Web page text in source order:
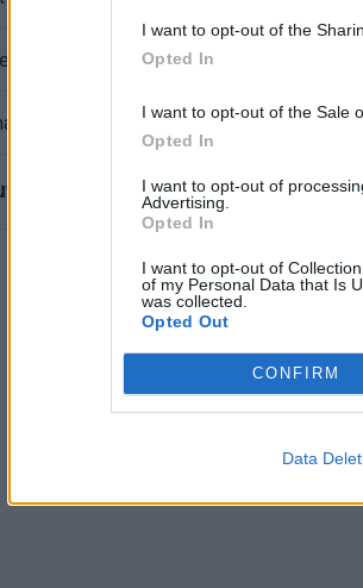
I want to opt-out of the
Opted In
I want to opt-out of the Sale
Opted In
I want to opt-out of
Advertising.
Opted In
I want to opt-out of
of my Personal Data that Is
was collected.
Opted Out
CONFIRM
Data
Ajax in de Conference League? Dit zijn
verrassende Eredivisie-terugkeer: